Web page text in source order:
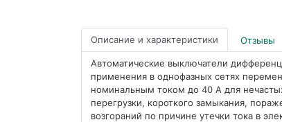
Описание и характеристики Отзывы
Автоматические выключатели
применения в однофазных сетях
номинальным током до 40 А для
перегрузки, короткого замыкания,
возгораний по причине утечки тока в